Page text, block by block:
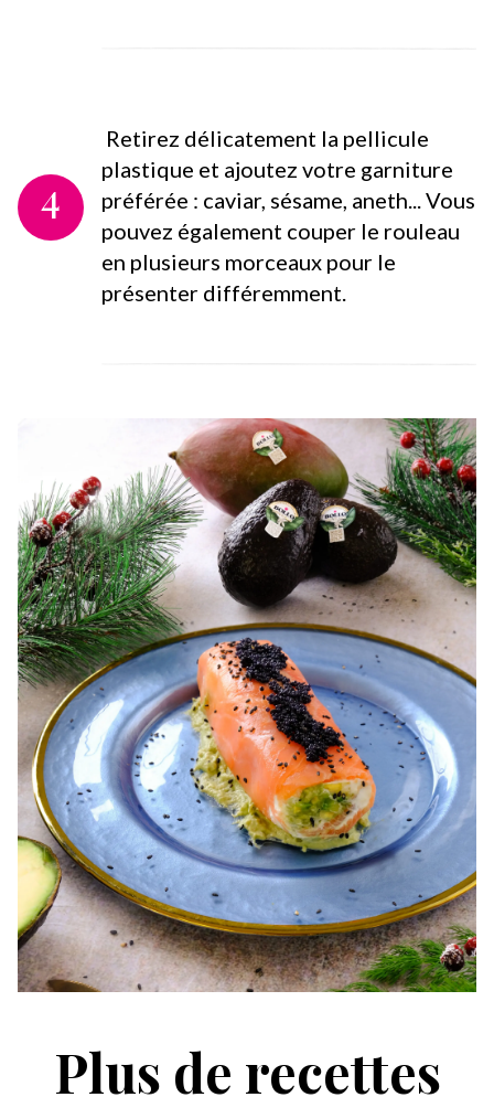
4
Retirez délicatement la pellicule
plastique et ajoutez votre garniture
préférée : caviar, sésame, aneth... Vous
pouvez également couper le rouleau
en plusieurs morceaux pour le
présenter différemment.
Plus de recettes